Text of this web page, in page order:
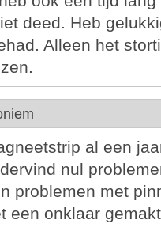
deed. Heb
Alleen het
al een
nul
problemen met
een onklaar